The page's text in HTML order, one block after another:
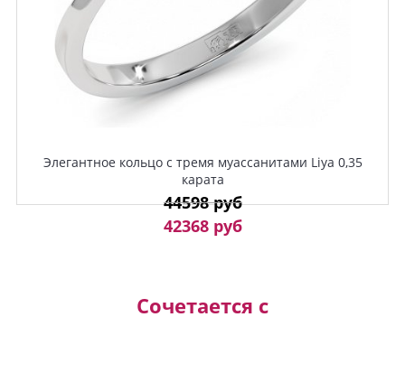
Элегантное кольцо с тремя муассанитами Liya 0,35
карата
44598 руб
42368 руб
Сочетается с